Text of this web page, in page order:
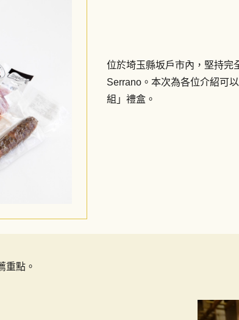
位於埼玉縣坂戶市內，堅持完
Serrano。本次為各位介紹可
組」禮盒。
重點。